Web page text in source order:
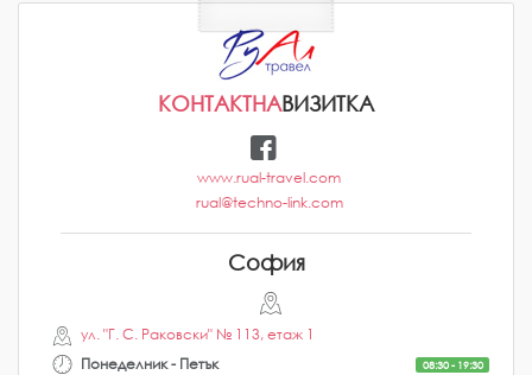
КОНТАКТНАВИЗИТКА
www.rual-travel.com
rual@techno-link.com
София
ул. "Г. С. Раковски" № 113, етаж 1
Понеделник - Петък
08:30 - 19:30